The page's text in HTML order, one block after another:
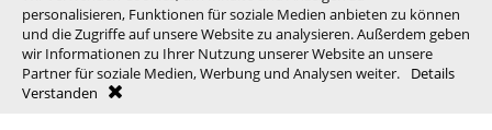
personalisieren, Funktionen für soziale Medien anbieten zu können
und die Zugriffe auf unsere Website zu analysieren. Außerdem geben
wir Informationen zu Ihrer Nutzung unserer Website an unsere
Partner für soziale Medien, Werbung und Analysen weiter.
Details
Verstanden